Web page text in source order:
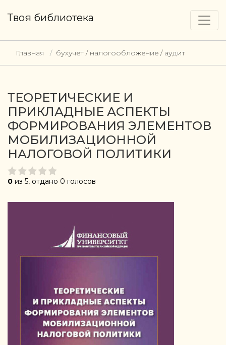
Твоя библиотека
Главная бухучет / налогообложение / аудит
ТЕОРЕТИЧЕСКИЕ И
ПРИКЛАДНЫЕ АСПЕКТЫ
ФОРМИРОВАНИЯ ЭЛЕМЕНТОВ
МОБИЛИЗАЦИОННОЙ
НАЛОГОВОЙ ПОЛИТИКИ
0 из 5, отдано 0 голосов